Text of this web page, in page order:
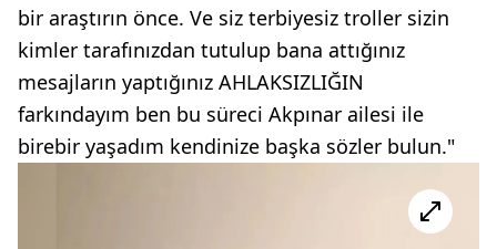
bir araştırın önce. Ve siz terbiyesiz troller sizin
kimler tarafınızdan tutulup bana attığınız
mesajların yaptığınız AHLAKSIZLIĞIN
farkındayım ben bu süreci Akpınar ailesi ile
birebir yaşadım kendinize başka sözler bulun."